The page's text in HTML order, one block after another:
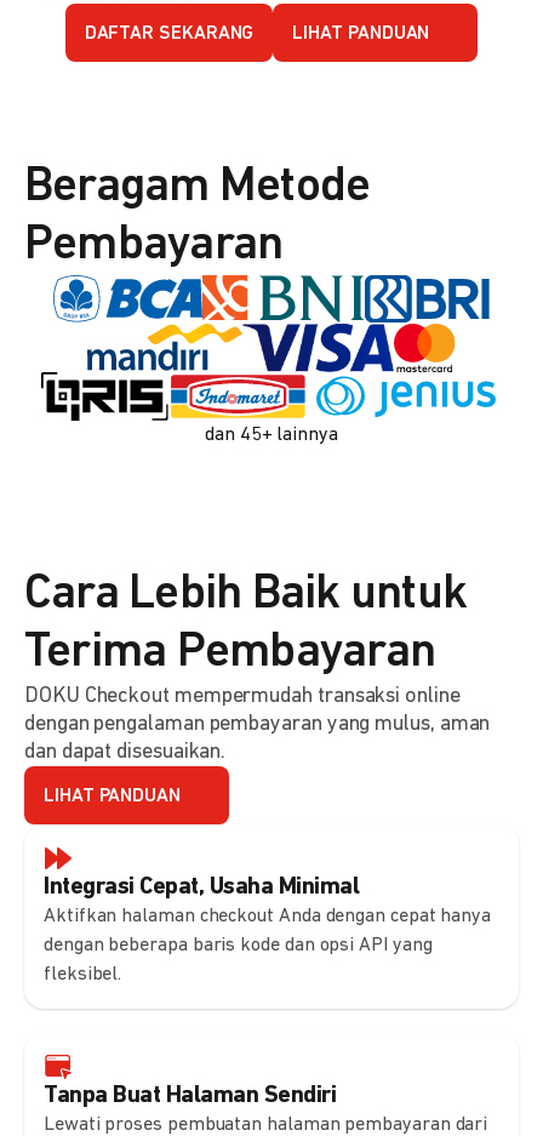
DAFTAR SEKARANG LIHAT PANDUAN
Beragam Metode
Pembayaran
dan 45+ lainnya
Integrasi Cepat, Usaha Minimal
Aktifkan halaman checkout Anda dengan cepat hanya
dengan beberapa baris kode dan opsi API yang
fleksibel.
Tanpa Buat Halaman Sendiri
Lewati proses pembuatan halaman pembayaran dari
Cara Lebih Baik untuk
Terima Pembayaran
DOKU Checkout mempermudah transaksi online
dengan pengalaman pembayaran yang mulus, aman
dan dapat disesuaikan.
LIHAT PANDUAN